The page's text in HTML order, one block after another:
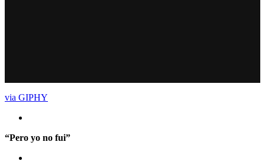
via GIPHY
“Pero yo no fui”